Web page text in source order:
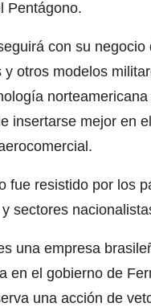
Pentágono.
con su negocio
y otros modelos
insertarse mejor en
fue resistido por los
sectores
una empresa
en el gobierno de
una acción de